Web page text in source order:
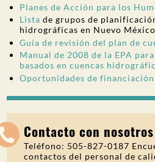
Planes de Acción para los
Lista de grupos de
hidrográficas en Nuevo
Guía de revisión del plan de
Manual de 2008 de la EPA
basados en cuencas
Oportunidades de financiación
Contacto con nosotros
Teléfono: 505-827-0187
contactos del personal de